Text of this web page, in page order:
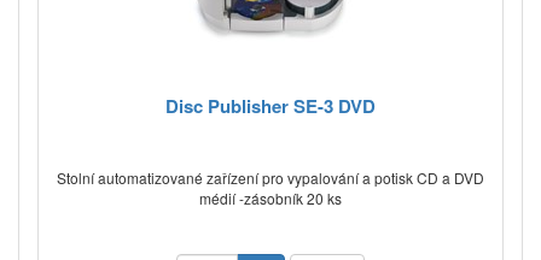
Disc Publisher SE-3 DVD
Stolní automatizované zařízení pro vypalování a potisk CD a DVD
médií -zásobník 20 ks